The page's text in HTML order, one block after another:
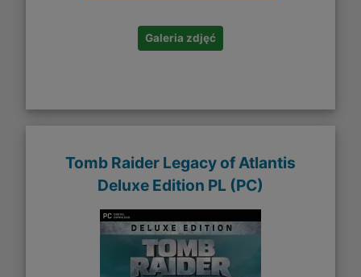
Galeria zdjęć
Tomb Raider Legacy of Atlantis
Deluxe Edition PL (PC)